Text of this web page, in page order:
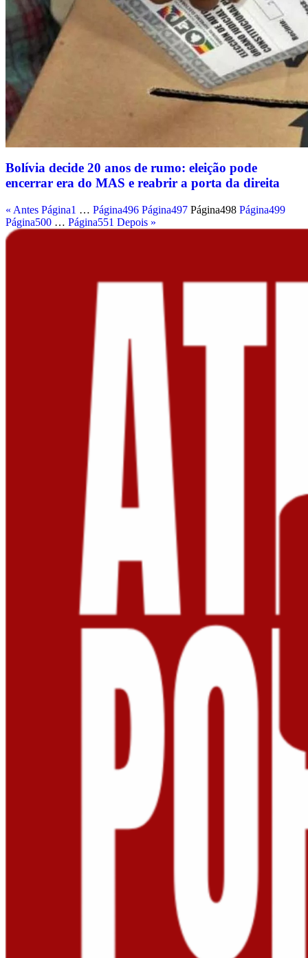
Bolívia decide 20 anos de rumo: eleição pode
encerrar era do MAS e reabrir a porta da direita
« Antes Página1 … Página496 Página497 Página498 Página499
Página500 … Página551 Depois »